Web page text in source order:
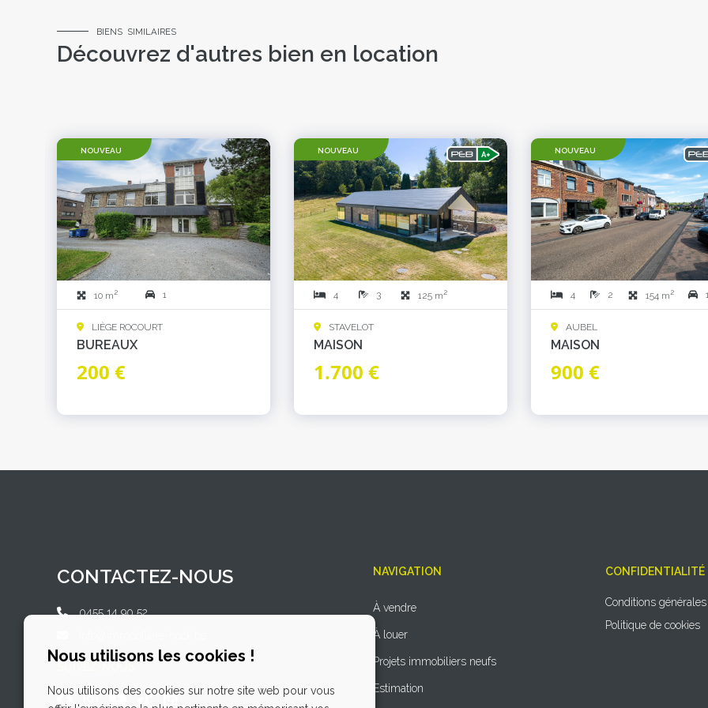
BIENS SIMILAIRES
Découvrez d'autres bien en location
NOUVEAU
10 m2 1
LIÈGE ROCOURT
BUREAUX
200 €
NOUVEAU
4 3 125 m2
STAVELOT
MAISON
1.700 €
NOUVEAU
4 2 154 m2
AUBEL
MAISON
900 €
Nous utilisons les cookies !
Nous utilisons des cookies sur notre site web pour vous
CONTACTEZ-NOUS
0455 14 90 52
NAVIGATION
À vendre
À louer
Projets immobiliers neufs
Estimation
CONFIDENTIALITÉ
Conditions générales
Politique de cookies